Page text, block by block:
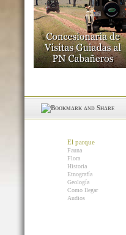
El parque
Fauna
Flora
Historia
Etnografía
Geología
Como llegar
Audios